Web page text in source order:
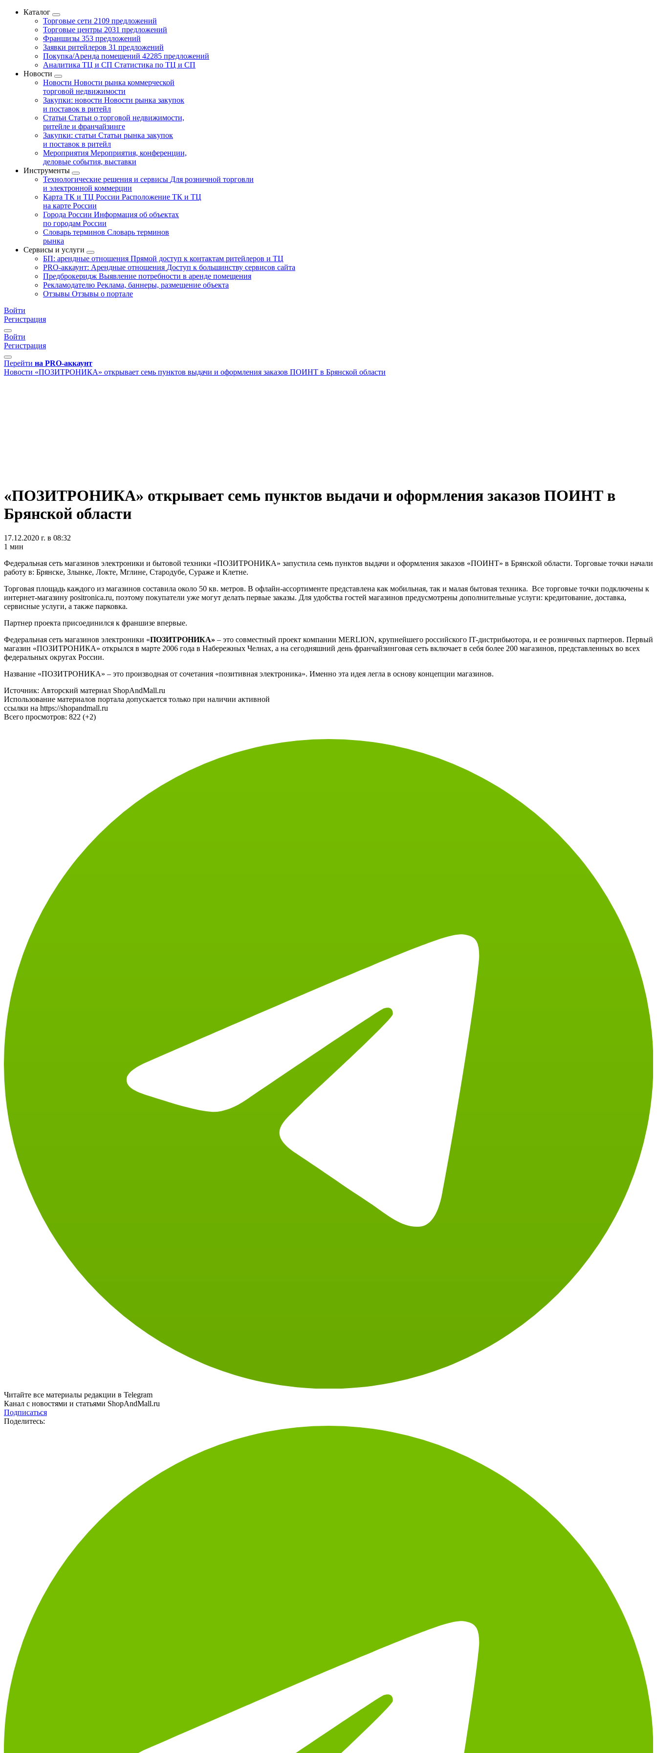
Каталог
Торговые сети 2109 предложений
Торговые центры 2031 предложений
Франшизы 353 предложений
Заявки ритейлеров 31 предложений
Покупка/Аренда помещений 42285 предложений
Аналитика ТЦ и СП Статистика по ТЦ и СП
Новости
Новости Новости рынка коммерческой
торговой недвижимости
Закупки: новости Новости рынка закупок
и поставок в ритейл
Статьи Статьи о торговой недвижимости,
ритейле и франчайзинге
Закупки: статьи Статьи рынка закупок
и поставок в ритейл
Мероприятия Мероприятия, конференции,
деловые события, выставки
Инструменты
Технологические решения и сервисы Для розничной торговли
и электронной коммерции
Карта ТК и ТЦ России Расположение ТК и ТЦ
на карте России
Города России Информация об объектах
по городам России
Словарь терминов Словарь терминов
рынка
Сервисы и услуги
БП: арендные отношения Прямой доступ к контактам ритейлеров и ТЦ
PRO-аккаунт: Арендные отношения Доступ к большинству сервисов сайта
Предброкеридж Выявление потребности в аренде помещения
Рекламодателю Реклама, баннеры, размещение объекта
Отзывы Отзывы о портале
Войти
Регистрация
Войти
Регистрация
Перейти на PRO-аккаунт
Новости «ПОЗИТРОНИКА» открывает семь пунктов выдачи и оформления заказов ПОИНТ в Брянской области
«ПОЗИТРОНИКА» открывает семь пунктов выдачи и оформления заказов ПОИНТ в
Брянской области
17.12.2020 г. в 08:32
1 мин
Федеральная сеть магазинов электроники и бытовой техники «ПОЗИТРОНИКА» запустила семь пунктов выдачи и оформления заказов «ПОИНТ» в Брянской области. Торговые точки начали
работу в: Брянске, Злынке, Локте, Мглине, Стародубе, Сураже и Клетне.
Торговая площадь каждого из магазинов составила около 50 кв. метров. В офлайн-ассортименте представлена как мобильная, так и малая бытовая техника. Все торговые точки подключены к
интернет-магазину positronica.ru, поэтому покупатели уже могут делать первые заказы. Для удобства гостей магазинов предусмотрены дополнительные услуги: кредитование, доставка,
сервисные услуги, а также парковка.
Партнер проекта присоединился к франшизе впервые.
Федеральная сеть магазинов электроники «ПОЗИТРОНИКА» – это совместный проект компании MERLION, крупнейшего российского IT-дистрибьютора, и ее розничных партнеров. Первый
магазин «ПОЗИТРОНИКА» открылся в марте 2006 года в Набережных Челнах, а на сегодняшний день франчайзинговая сеть включает в себя более 200 магазинов, представленных во всех
федеральных округах России.
Название «ПОЗИТРОНИКА» – это производная от сочетания «позитивная электроника». Именно эта идея легла в основу концепции магазинов.
Источник: Авторский материал ShopAndMall.ru
Использование материалов портала допускается только при наличии активной
ссылки на https://shopandmall.ru
Всего просмотров: 822 (+2)
Читайте все материалы редакции в Telegram
Канал с новостями и статьями ShopAndMall.ru
Подписаться
Поделитесь: